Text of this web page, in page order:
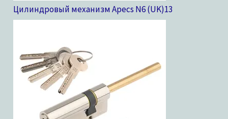
Цилиндровый механизм Apecs N6 (UK)13